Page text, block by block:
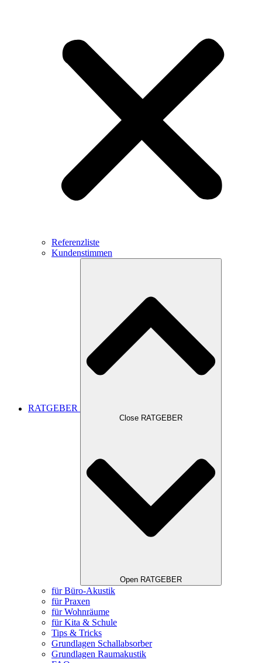
Referenzliste
Kundenstimmen
RATGEBER
Close RATGEBER
Open RATGEBER
für Büro-Akustik
für Praxen
für Wohnräume
für Kita & Schule
Tips & Tricks
Grundlagen Schallabsorber
Grundlagen Raumakustik